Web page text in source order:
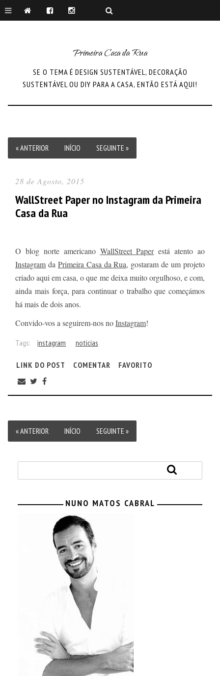
Primeira Casa da Rua
SE O TEMA É DESIGN SUSTENTÁVEL, DECORAÇÃO
SUSTENTÁVEL OU DIY PARA A CASA, ENTÃO ESTÁ AQUI!
« ANTERIOR INÍCIO SEGUINTE »
28 de Agosto, 2015
WallStreet Paper no Instagram da Primeira
Casa da Rua
O blog norte americano WallStreet Paperestá atento ao
Instagram da Primeira Casa da Rua, gostaram de um projeto
criado aqui em casa, o que me deixa muito orgulhoso, e com,
ainda mais força, para continuar o trabalho que começámos
há mais de dois anos.
Convido-vos a seguirem-nos noInstagram!
Tags: instagram noticias
LINK DO POST COMENTAR FAVORITO
« ANTERIOR INÍCIO SEGUINTE »
NUNO MATOS CABRAL